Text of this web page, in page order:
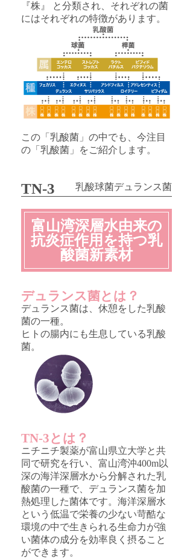
『株』 と分類され、それぞれの菌
にはそれぞれの特徴があります。
この「乳酸菌」の中でも、今注目
の「乳酸菌」をご紹介します。
TN-3 乳酸球菌デュランス菌
富山湾深層水由来の
抗炎症作用を持つ乳
酸菌新素材
デュランス菌とは？
デュランス菌は、休憩をした乳酸
菌の一種。
ヒトの腸内にも生息している乳酸
菌。
TN-3とは？
ニチニチ製薬が富山県立大学と共
同で研究を行い、富山湾沖400m以
深の海洋深層水から分解された乳
酸菌の一種で、デュランス菌を加
熱処理した菌体です。海洋深層水
という低温で栄養の少ない苛酷な
環境の中で生きられる生命力が強
い菌体の成分を効率良く摂ること
ができます。